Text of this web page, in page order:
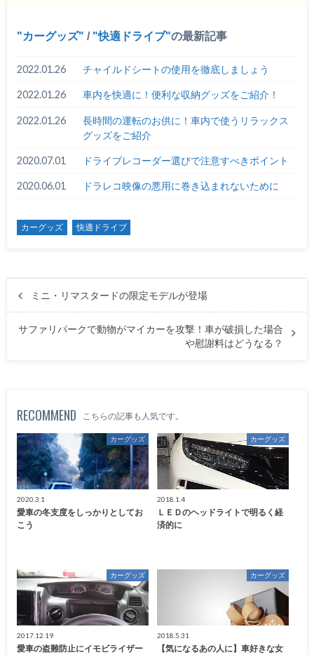
カーグッズ / 快適ドライブ の最新記事
2022.01.26 チャイルドシートの使用を徹底しましょう
2022.01.26 車内を快適に！便利な収納グッズをご紹介！
2022.01.26
長時間の運転のお供に！車内で使うリラックス
グッズをご紹介
2020.07.01 ドライブレコーダー選びで注意すべきポイント
2020.06.01 ドラレコ映像の悪用に巻き込まれないために
カーグッズ 快適ドライブ
ミニ・リマスタードの限定モデルが登場
サファリパークで動物がマイカーを攻撃！車が破損した場合
や慰謝料はどうなる？
RECOMMEND こちらの記事も人気です。
カーグッズ
2020.3.1
愛車の冬支度をしっかりとしてお
こう
カーグッズ
2018.1.4
ＬＥＤのヘッドライトで明るく経
済的に
カーグッズ
2017.12.19
愛車の盗難防止にイモビライザー
カーグッズ
2018.5.31
【気になるあの人に】車好きな女